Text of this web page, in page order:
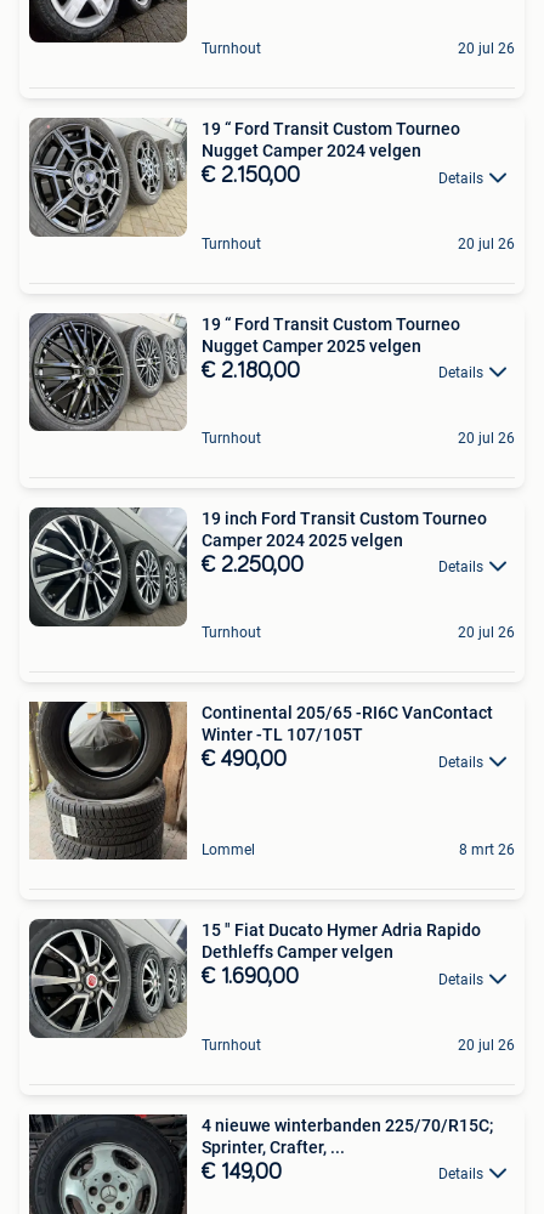
Turnhout 20 jul 26
19 “ Ford Transit Custom Tourneo
Nugget Camper 2024 velgen
€ 2.150,00 Details
Turnhout 20 jul 26
19 “ Ford Transit Custom Tourneo
Nugget Camper 2025 velgen
€ 2.180,00 Details
Turnhout 20 jul 26
19 inch Ford Transit Custom Tourneo
Camper 2024 2025 velgen
€ 2.250,00 Details
Turnhout 20 jul 26
Continental 205/65 -RI6C VanContact
Winter -TL 107/105T
€ 490,00 Details
Lommel 8 mrt 26
15 " Fiat Ducato Hymer Adria Rapido
Dethleffs Camper velgen
€ 1.690,00 Details
Turnhout 20 jul 26
4 nieuwe winterbanden 225/70/R15C;
Sprinter, Crafter, ...
€ 149,00 Details